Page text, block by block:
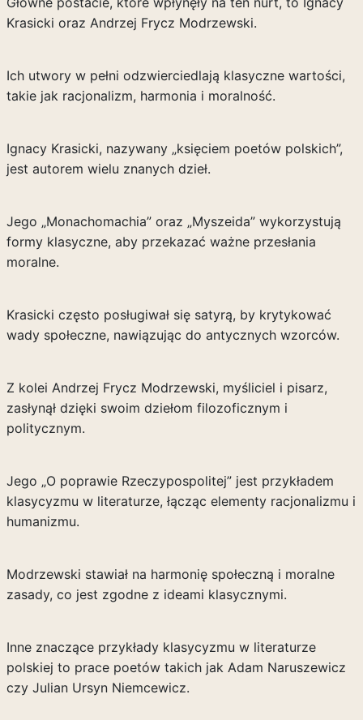
Krasicki oraz Andrzej Frycz Modrzewski.
Ich utwory w pełni odzwierciedlają klasyczne wartości,
takie jak racjonalizm, harmonia i moralność.
Ignacy Krasicki, nazywany „księciem poetów polskich”,
jest autorem wielu znanych dzieł.
Jego „Monachomachia” oraz „Myszeida” wykorzystują
formy klasyczne, aby przekazać ważne przesłania
moralne.
Krasicki często posługiwał się satyrą, by krytykować
wady społeczne, nawiązując do antycznych wzorców.
Z kolei Andrzej Frycz Modrzewski, myśliciel i pisarz,
zasłynął dzięki swoim dziełom filozoficznym i
politycznym.
Jego „O poprawie Rzeczypospolitej” jest przykładem
klasycyzmu w literaturze, łącząc elementy racjonalizmu i
humanizmu.
Modrzewski stawiał na harmonię społeczną i moralne
zasady, co jest zgodne z ideami klasycznymi.
Inne znaczące przykłady klasycyzmu w literaturze
polskiej to prace poetów takich jak Adam Naruszewicz
czy Julian Ursyn Niemcewicz.